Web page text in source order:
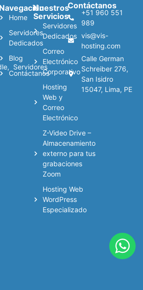
, Servidores
Navegación
Home
Servidores
Dedicados
Blog
Contáctanos
Nuestros
Servicios
Servidores
Dedicados
Correo
Electrónico
Corporativo
Hosting
Web y
Correo
Electrónico
Z-Video Drive –
Almacenamiento
externo para tus
grabaciones
Zoom
Hosting Web
WordPress
Especializado
Contáctanos
+51 960 551
989
vis@vis-
hosting.com
Calle German
Schreiber 276,
San Isidro
15047, Lima, PE